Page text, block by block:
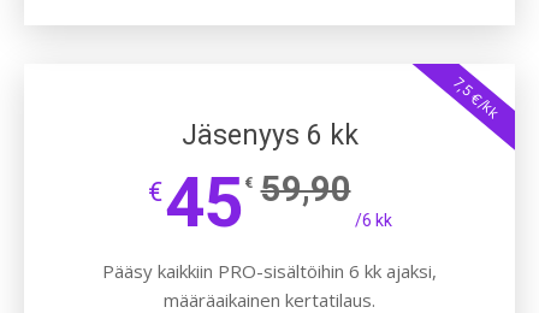
7,5 €/kk
Jäsenyys 6 kk
€45 € 59,90
/6 kk
Pääsy kaikkiin PRO-sisältöihin 6 kk ajaksi,
määräaikainen kertatilaus.